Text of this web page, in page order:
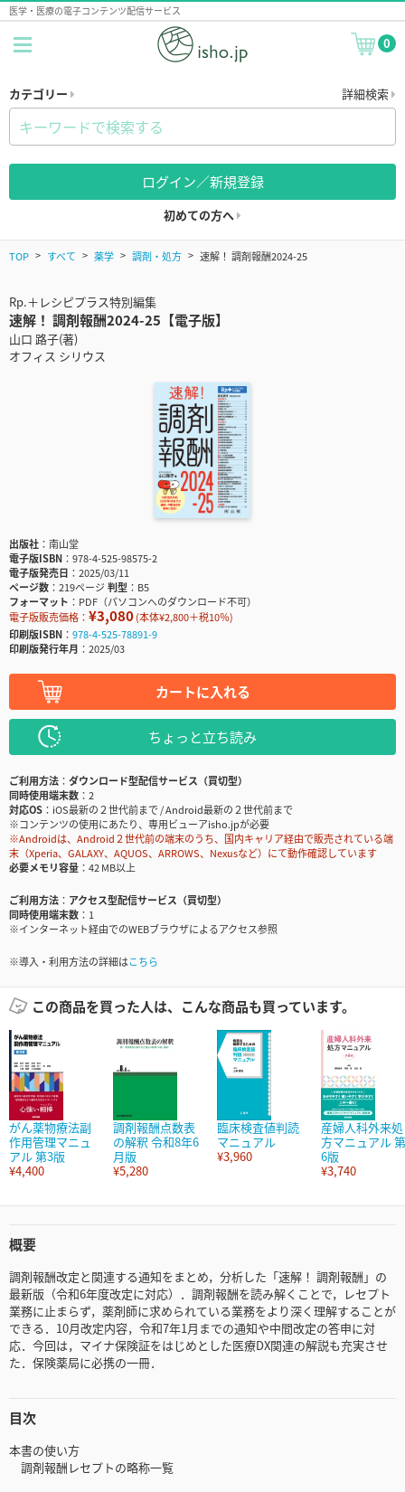
医学・医療の電子コンテンツ配信サービス
0
カテゴリー 詳細検索
ログイン／新規登録
初めての方へ
TOP すべて 薬学 調剤・処方 速解！ 調剤報酬2024-25
Rp.＋レシピプラス特別編集
速解！ 調剤報酬2024-25【電子版】
山口 路子(著)
オフィス シリウス
出版社
南山堂
電子版ISBN
978-4-525-98575-2
電子版発売日
2025/03/11
ページ数
219ページ判型
B5
フォーマット
PDF（パソコンへのダウンロード不可）
電子版販売価格： ¥3,080(本体¥2,800＋税10％)
印刷版ISBN
978-4-525-78891-9
印刷版発行年月
2025/03
カートに入れる
ちょっと立ち読み
ご利用方法
ダウンロード型配信サービス（買切型）
同時使用端末数
2
対応OS
iOS最新の２世代前まで / Android最新の２世代前まで
※コンテンツの使用にあたり、専用ビューアisho.jpが必要
※Androidは、Android２世代前の端末のうち、国内キャリア経由で販売されている端
末（Xperia、GALAXY、AQUOS、ARROWS、Nexusなど）にて動作確認しています
必要メモリ容量
42 MB以上
ご利用方法
アクセス型配信サービス（買切型）
同時使用端末数
1
※インターネット経由でのWEBブラウザによるアクセス参照
※導入・利用方法の詳細はこちら
この商品を買った人は、こんな商品も買っています。
がん薬物療法副
作用管理マニュ
アル 第3版
¥4,400
調剤報酬点数表
の解釈 令和8年6
月版
¥5,280
臨床検査値判読
マニュアル
¥3,960
産婦人科外来処
方マニュアル 第
6版
¥3,740
概要
調剤報酬改定と関連する通知をまとめ，分析した「速解！ 調剤報酬」の
最新版（令和6年度改定に対応）．調剤報酬を読み解くことで，レセプト
業務に止まらず，薬剤師に求められている業務をより深く理解することが
できる．10月改定内容，令和7年1月までの通知や中間改定の答申に対
応．今回は，マイナ保険証をはじめとした医療DX関連の解説も充実させ
た．保険薬局に必携の一冊．
目次
本書の使い方
調剤報酬レセプトの略称一覧